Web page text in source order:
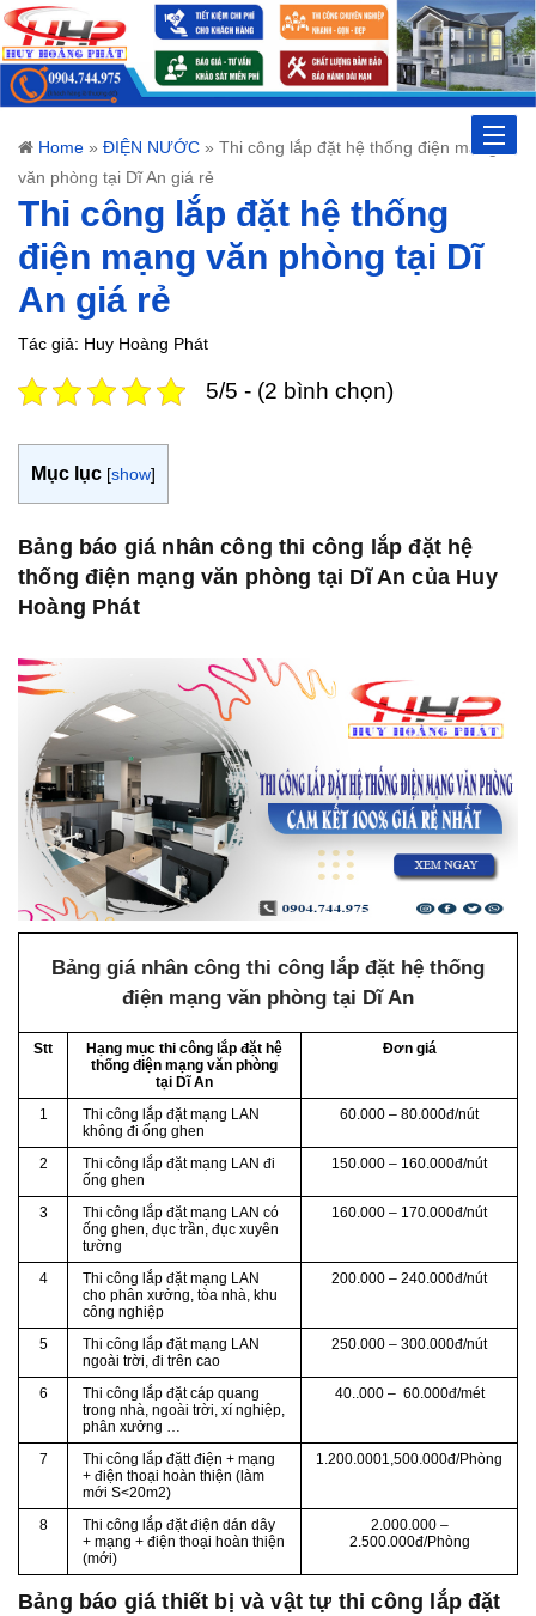
Toggle
Home » ĐIỆN NƯỚC » Thi công lắp đặt hệ thống điện mạng
văn phòng tại Dĩ An giá rẻ
Thi công lắp đặt hệ thống
điện mạng văn phòng tại Dĩ
An giá rẻ
Tác giả: Huy Hoàng Phát
5/5 - (2 bình chọn)
Mục lục [show]
Bảng báo giá nhân công thi công lắp đặt hệ
thống điện mạng văn phòng tại Dĩ An của Huy
Hoàng Phát
Bảng giá nhân công thi công lắp đặt hệ thống
điện mạng văn phòng tại Dĩ An
Stt
Hạng mục thi công lắp đặt hệ
thống điện mạng văn phòng
tại Dĩ An
Đơn giá
1
Thi công lắp đặt mạng LAN
không đi ống ghen
60.000 – 80.000đ/nút
2
Thi công lắp đặt mạng LAN đi
ống ghen
150.000 – 160.000đ/nút
3
Thi công lắp đặt mạng LAN có
ống ghen, đục trần, đục xuyên
tường
160.000 – 170.000đ/nút
4
Thi công lắp đặt mạng LAN
cho phân xưởng, tòa nhà, khu
công nghiệp
200.000 – 240.000đ/nút
5
Thi công lắp đặt mạng LAN
ngoài trời, đi trên cao
250.000 – 300.000đ/nút
6
Thi công lắp đặt cáp quang
trong nhà, ngoài trời, xí nghiệp,
phân xưởng …
40..000 – 60.000đ/mét
7
Thi công lắp đặtt điện + mạng
+ điện thoại hoàn thiện (làm
mới S<20m2)
1.200.0001,500.000đ/Phòng
8
Thi công lắp đặt điện dán dây
+ mạng + điện thoại hoàn thiện
(mới)
2.000.000 –
2.500.000đ/Phòng
Bảng báo giá thiết bị và vật tự thi công lắp đặt